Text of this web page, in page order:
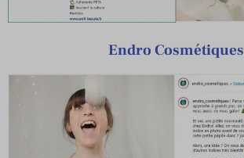
Endro Cosmétiques